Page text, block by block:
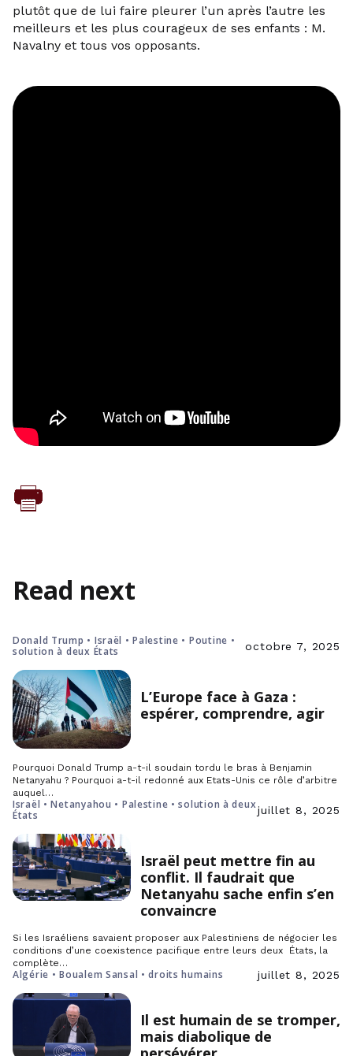
plutôt que de lui faire pleurer l’un après l’autre les
meilleurs et les plus courageux de ses enfants : M.
Navalny et tous vos opposants.
Read next
Donald Trump • Israël • Palestine • Poutine •
solution à deux États
octobre 7, 2025
L’Europe face à Gaza :
espérer, comprendre, agir
Pourquoi Donald Trump a-t-il soudain tordu le bras à Benjamin
Netanyahu ? Pourquoi a-t-il redonné aux Etats-Unis ce rôle d’arbitre
auquel…
Israël • Netanyahou • Palestine • solution à deux
États
juillet 8, 2025
Israël peut mettre fin au
conflit. Il faudrait que
Netanyahu sache enfin s’en
convaincre
Si les Israéliens savaient proposer aux Palestiniens de négocier les
conditions d’une coexistence pacifique entre leurs deux États, la
complète…
Algérie • Boualem Sansal • droits humains juillet 8, 2025
Il est humain de se tromper,
mais diabolique de